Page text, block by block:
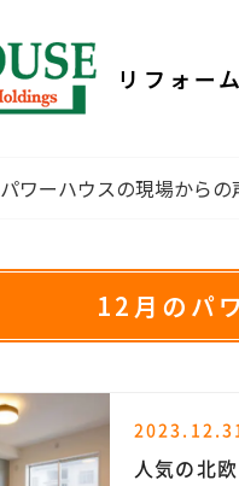
リフォー
パワーハウスの現場からの
12月のパ
人気の北